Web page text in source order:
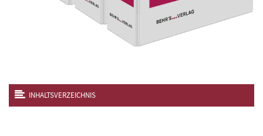
INHALTSVERZEICHNIS